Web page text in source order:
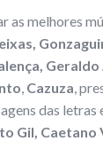
as melhores
, Cazuza,
das letras
Gil, Caetano